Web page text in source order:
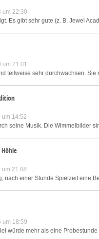
um 22:30
Es gibt sehr gute (z. B. Jewel
um 21:01
teilweise sehr durchwachsen.
um 14:52
seine Musik. Die Wimmelbilder
um 21:08
nach einer Stunde Spielzeit eine
um 18:59
würde mehr als eine